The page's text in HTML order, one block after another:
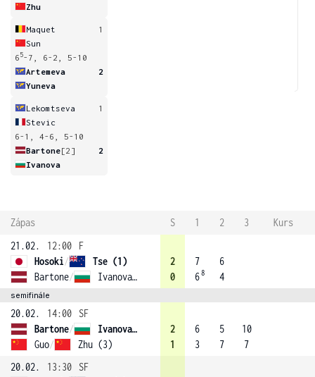
Zhu
Maquet
1
Sun
6 5-7, 6-2, 5-10
Artemeva
2
Yuneva
Lekomtseva
1
Stevic
6-1, 4-6, 5-10
Bartone[2]
2
Ivanova
Zápas S 1 2 3
Kurs
21.02.
12:00
F
Hosoki/
Tse (1)
Bartone/ Ivanova (2)
2
0
7
68
6
4
semifinále
20.02. 14:00
SF
Bartone/
Ivanova (2)
Guo/ Zhu (3)
2
1
6
3
5
7
10
7
20.02.
13:30
SF